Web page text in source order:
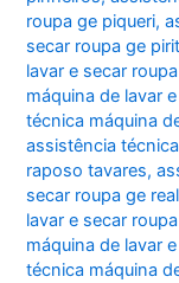
roupa ge piqueri,
secar roupa ge
lavar e secar
máquina de lavar
técnica máquina
assistência
raposo tavares,
secar roupa ge
lavar e secar
máquina de lavar
técnica máquina